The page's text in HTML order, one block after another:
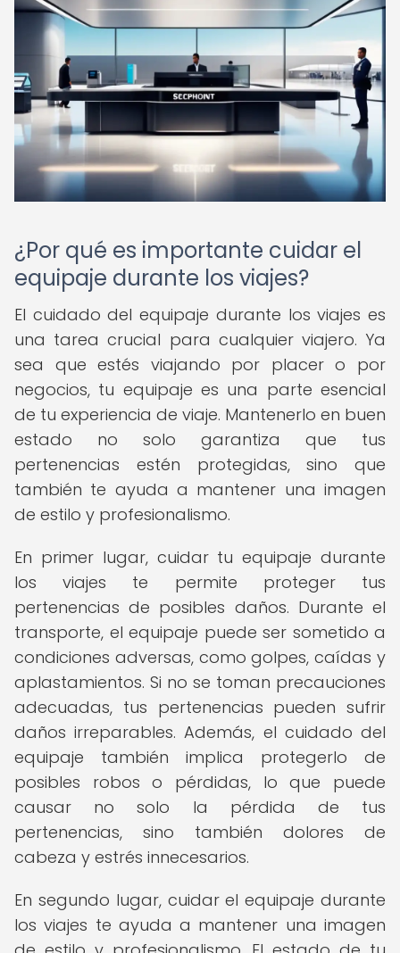
¿Por qué es importante cuidar el
equipaje durante los viajes?
El cuidado del equipaje durante los viajes es
una tarea crucial para cualquier viajero. Ya
sea que estés viajando por placer o por
negocios, tu equipaje es una parte esencial
de tu experiencia de viaje. Mantenerlo en buen
estado no solo garantiza que tus
pertenencias estén protegidas, sino que
también te ayuda a mantener una imagen
de estilo y profesionalismo.
En primer lugar, cuidar tu equipaje durante
los viajes te permite proteger tus
pertenencias de posibles daños. Durante el
transporte, el equipaje puede ser sometido a
condiciones adversas, como golpes, caídas y
aplastamientos. Si no se toman precauciones
adecuadas, tus pertenencias pueden sufrir
daños irreparables. Además, el cuidado del
equipaje también implica protegerlo de
posibles robos o pérdidas, lo que puede
causar no solo la pérdida de tus
pertenencias, sino también dolores de
cabeza y estrés innecesarios.
En segundo lugar, cuidar el equipaje durante
los viajes te ayuda a mantener una imagen